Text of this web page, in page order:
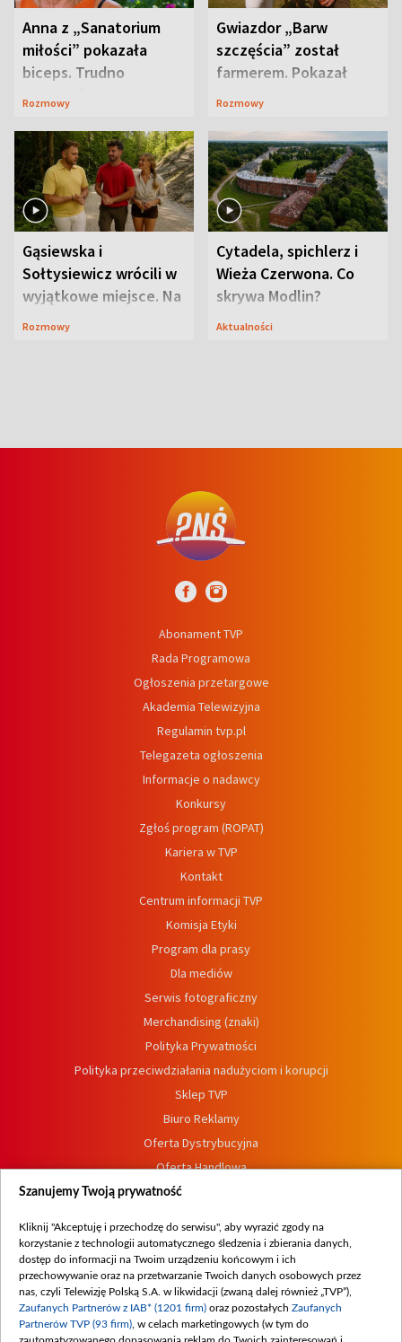
Anna z „Sanatorium
miłości” pokazała
biceps. Trudno
uwierzyć, co przeszła
Rozmowy
Gwiazdor „Barw
szczęścia” został
farmerem. Pokazał
swoje niezwykłe
Rozmowy
Gąsiewska i
Sołtysiewicz wrócili w
wyjątkowe miejsce. Na
szlaku czekał
Rozmowy
Cytadela, spichlerz i
Wieża Czerwona. Co
skrywa Modlin?
Aktualności
Abonament TVP
Rada Programowa
Ogłoszenia przetargowe
Akademia Telewizyjna
Regulamin tvp.pl
Telegazeta ogłoszenia
Informacje o nadawcy
Konkursy
Zgłoś program (ROPAT)
Kariera w TVP
Kontakt
Centrum informacji TVP
Komisja Etyki
Program dla prasy
Dla mediów
Serwis fotograficzny
Merchandising (znaki)
Polityka Prywatności
Polityka przeciwdziałania nadużyciom i korupcji
Sklep TVP
Biuro Reklamy
Oferta Dystrybucyjna
Oferta Handlowa
Dostępność
Procedura zgłoszeń wewnętrznych
Szanujemy Twoją prywatność
Kliknij "Akceptuję i przechodzę do serwisu", aby wyrazić zgody na
korzystanie z technologii automatycznego śledzenia i zbierania danych,
dostęp do informacji na Twoim urządzeniu końcowym i ich
przechowywanie oraz na przetwarzanie Twoich danych osobowych przez
nas, czyli Telewizję Polską S.A. w likwidacji (zwaną dalej również „TVP”),
Zaufanych Partnerów z IAB* (1201 firm) oraz pozostałych Zaufanych
Partnerów TVP (93 firm) , w celach marketingowych (w tym do